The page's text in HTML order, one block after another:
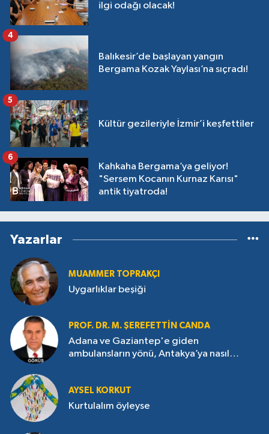
ilgi odağı olacak!
Balıkesir’de başlayan yangın
Bergama Kozak Yaylası’na sıçradı!
4
Kültür gezileriyle İzmir’i keşfettiler
5
Kahkaha Bergama’ya geliyor!
"Sersem Kocanın Kurnaz Karısı"
antik tiyatroda!
6
Yazarlar
MUAMMER TOPRAKÇI
Uygarlıklar beşiği
PROF. DR. M. ŞEREFETTIN CANDA
Adana ve Gaziantep'e giden
ambulansların yönü, Antakya’ya nasıl
AYSEL KORKUT
Kurtulalım öyleyse